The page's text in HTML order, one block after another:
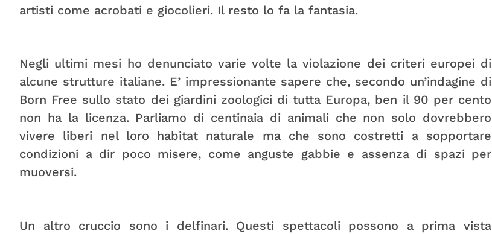
artisti come acrobati e giocolieri. Il resto lo fa la fantasia.
Negli ultimi mesi ho denunciato varie volte la violazione dei criteri europei di
alcune strutture italiane. E’ impressionante sapere che, secondo un’indagine di
Born Free sullo stato dei giardini zoologici di tutta Europa, ben il 90 per cento
non ha la licenza. Parliamo di centinaia di animali che non solo dovrebbero
vivere liberi nel loro habitat naturale ma che sono costretti a sopportare
condizioni a dir poco misere, come anguste gabbie e assenza di spazi per
muoversi.
Un altro cruccio sono i delfinari. Questi spettacoli possono a prima vista